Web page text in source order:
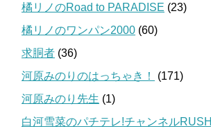
橘リノのRoad to PARADISE (23)
橘リノのワンパン2000 (60)
求胴者 (36)
河原みのりのはっちゃき！
(171)
河原みのり先生 (1)
白河雪菜のパチテレ!チャンネルRUSH